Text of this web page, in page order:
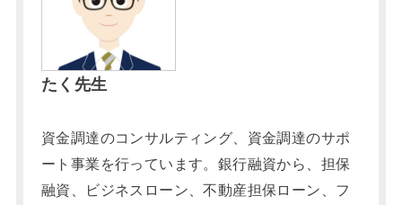
たく先生
資金調達のコンサルティング、資金調達のサポ
ート事業を行っています。銀行融資から、担保
融資、ビジネスローン、不動産担保ローン、フ